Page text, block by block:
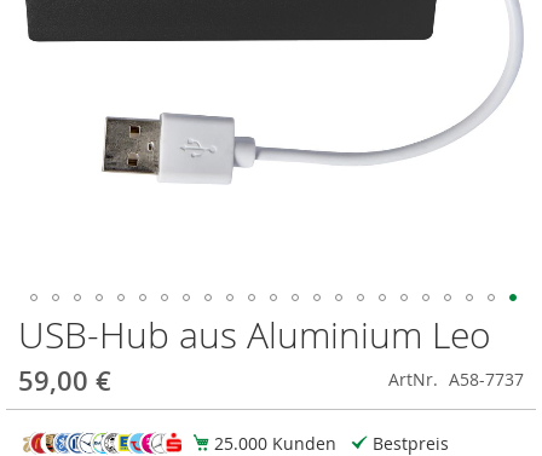
USB-Hub aus Aluminium Leo
59,00 € ArtNr. A58-7737
25.000 Kunden
Bestpreis
Zum
Anfang
der
Bildgalerie